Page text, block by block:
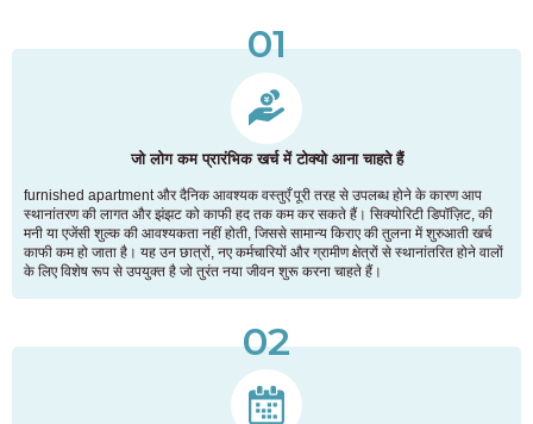
01
जो लोग कम प्रारंभिक खर्च में टोक्यो आना चाहते हैं
furnished apartment और दैनिक आवश्यक वस्तुएँ पूरी तरह से उपलब्ध होने के कारण आप
स्थानांतरण की लागत और झंझट को काफी हद तक कम कर सकते हैं। सिक्योरिटी डिपॉज़िट, की
मनी या एजेंसी शुल्क की आवश्यकता नहीं होती, जिससे सामान्य किराए की तुलना में शुरुआती खर्च
काफी कम हो जाता है। यह उन छात्रों, नए कर्मचारियों और ग्रामीण क्षेत्रों से स्थानांतरित होने वालों
के लिए विशेष रूप से उपयुक्त है जो तुरंत नया जीवन शुरू करना चाहते हैं।
02